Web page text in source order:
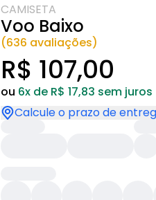
CAMISETA
Voo Baixo
(636 avaliações)
R$ 107,00
ou 6x de R$ 17,83 sem juros
Calcule o prazo de